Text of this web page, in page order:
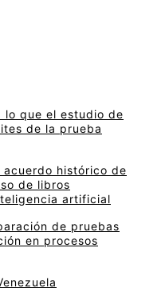
lo que el estudio de
de la prueba
acuerdo histórico de
de libros
artificial
de pruebas
en procesos